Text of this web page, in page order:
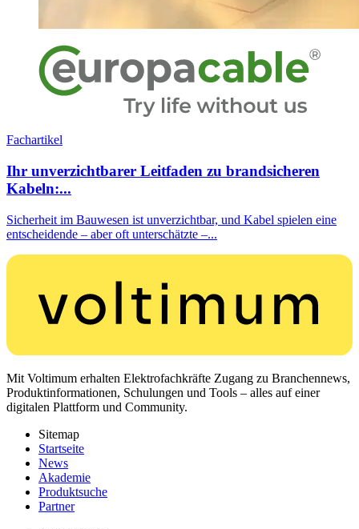
Fachartikel
Ihr unverzichtbarer Leitfaden zu brandsicheren
Kabeln:...
Sicherheit im Bauwesen ist unverzichtbar, und Kabel spielen eine
entscheidende – aber oft unterschätzte –...
Mit Voltimum erhalten Elektrofachkräfte Zugang zu Branchennews,
Produktinformationen, Schulungen und Tools – alles auf einer
digitalen Plattform und Community.
Sitemap
Startseite
News
Akademie
Produktsuche
Partner